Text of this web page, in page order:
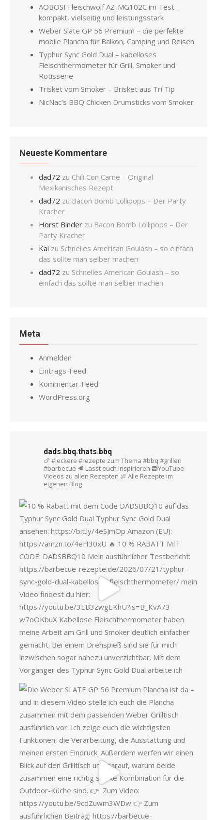
AOBOSI Fleischwolf AZ-MG102C im Test –
kompakt, vielseitig und leistungsstark
Weber Slate GP 56 Premium – die perfekte
mobile Plancha für Balkon, Camping und Reisen
Typhur Sync Gold Dual – kabelloses
Fleischthermometer für Grill, Smoker und
Rotisserie
Trisket vom Smoker – Brisket aus Tri Tip
NicNac’s BBQ Chicken Drumsticks vom Smoker
Neueste Kommentare
dad72 zu Chili Con Carne – Original
Mexikanisches Rezept
dad72 zu Bacon Bomb Lollipops – Der Party
Kracher
Horst Binder zu Bacon Bomb Lollipops – Der
Party Kracher
Kai zu Schnelles American Goulash – so einfach
das sollte man selber machen
dad72 zu Schnelles American Goulash – so
einfach das sollte man selber machen
Meta
Anmelden
Eintrags-Feed
Kommentar-Feed
WordPress.org
dads.bbq.thats.bbq
🍗 #leckere #rezepte zum Thema #bbq #grillen
#barbecue 🥩 Lasst euch inspirieren 🥓YouTube
Videos zu allen Rezepten 🍖 Alle Rezepte im
eigenen Blog